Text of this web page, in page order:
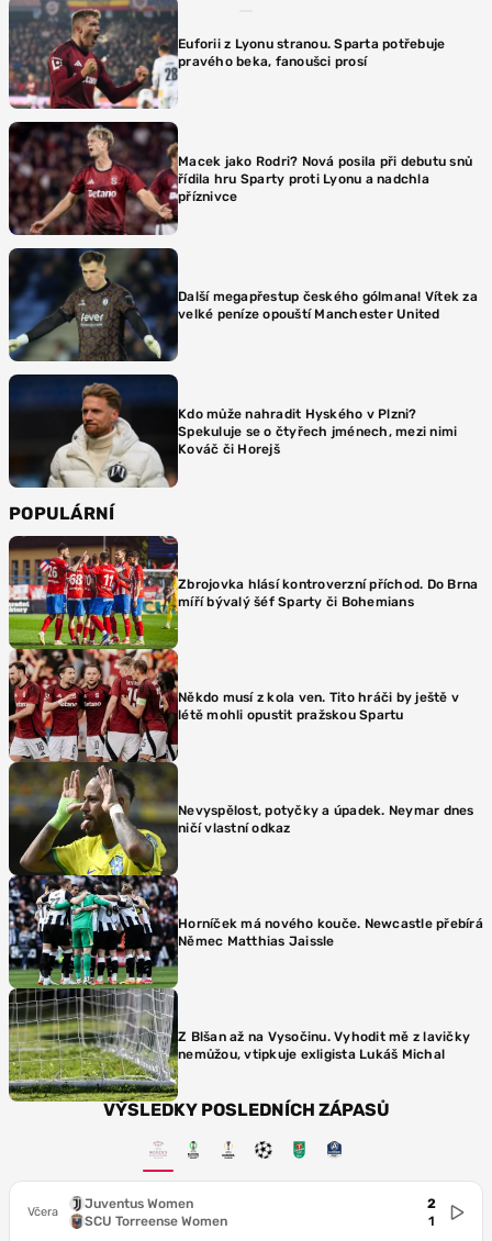
Euforii z Lyonu stranou. Sparta potřebuje
pravého beka, fanoušci prosí
Macek jako Rodri? Nová posila při debutu snů
řídila hru Sparty proti Lyonu a nadchla
příznivce
Další megapřestup českého gólmana! Vítek za
velké peníze opouští Manchester United
Kdo může nahradit Hyského v Plzni?
Spekuluje se o čtyřech jménech, mezi nimi
Kováč či Horejš
POPULÁRNÍ
Zbrojovka hlásí kontroverzní příchod. Do Brna
míří bývalý šéf Sparty či Bohemians
Někdo musí z kola ven. Tito hráči by ještě v
létě mohli opustit pražskou Spartu
Nevyspělost, potyčky a úpadek. Neymar dnes
ničí vlastní odkaz
Horníček má nového kouče. Newcastle přebírá
Němec Matthias Jaissle
Z Blšan až na Vysočinu. Vyhodit mě z lavičky
nemůžou, vtipkuje exligista Lukáš Michal
VÝSLEDKY POSLEDNÍCH ZÁPASŮ
Včera
Juventus Women
SCU Torreense Women
2
1